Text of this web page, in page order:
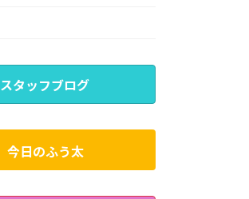
スタッフブログ
今日のふう太